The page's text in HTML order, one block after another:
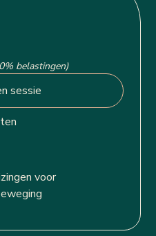
belastingen)
sessie
voor